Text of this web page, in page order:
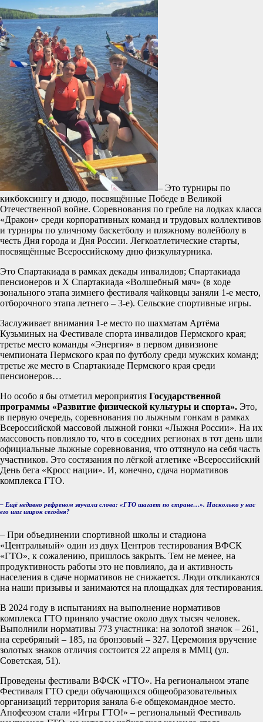
– Это турниры по
кикбоксингу и дзюдо, посвящённые Победе в Великой
Отечественной войне. Соревнования по гребле на лодках класса
«Дракон» среди корпоративных команд и трудовых коллективов
и турниры по уличному баскетболу и пляжному волейболу в
честь Дня города и Дня России. Легкоатлетические старты,
посвящённые Всероссийскому дню физкультурника.
Это Спартакиада в рамках декады инвалидов; Спартакиада
пенсионеров и Х Спартакиада «Волшебный мяч» (в ходе
зонального этапа зимнего фестиваля чайковцы заняли 1-е место,
отборочного этапа летнего – 3-е). Сельские спортивные игры.
Заслуживает внимания 1-е место по шахматам Артёма
Кузьминых на Фестивале спорта инвалидов Пермского края;
третье место команды «Энергия» в первом дивизионе
чемпионата Пермского края по футболу среди мужских команд;
третье же место в Спартакиаде Пермского края среди
пенсионеров…
Но особо я бы отметил мероприятия Государственной
программы «Развитие физической культуры и спорта». Это,
в первую очередь, соревнования по лыжным гонкам в рамках
Всероссийской массовой лыжной гонки «Лыжня России». На их
массовость повлияло то, что в соседних регионах в тот день шли
официальные лыжные соревнования, что оттянуло на себя часть
участников. Это состязания по лёгкой атлетике «Всероссийский
День бега «Кросс нации». И, конечно, сдача нормативов
комплекса ГТО.
– Ещё недавно рефреном звучали слова: «ГТО шагает по стране…». Насколько у нас
его шаг широк сегодня?
– При объединении спортивной школы и стадиона
«Центральный» один из двух Центров тестирования ВФСК
«ГТО», к сожалению, пришлось закрыть. Тем не менее, на
продуктивность работы это не повлияло, да и активность
населения в сдаче нормативов не снижается. Люди откликаются
на наши призывы и занимаются на площадках для тестирования.
В 2024 году в испытаниях на выполнение нормативов
комплекса ГТО приняло участие около двух тысяч человек.
Выполнили нормативы 773 участника: на золотой значок – 261,
на серебряный – 185, на бронзовый – 327. Церемония вручение
золотых знаков отличия состоится 22 апреля в ММЦ (ул.
Советская, 51).
Проведены фестивали ВФСК «ГТО». На региональном этапе
Фестиваля ГТО среди обучающихся общеобразовательных
организаций территория заняла 6-е общекомандное место.
Апофеозом стали «Игры ГТО!» – региональный Фестиваль